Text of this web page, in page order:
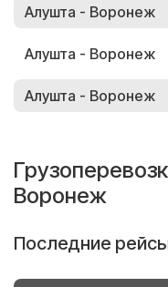
Алушта - Воронеж
Алушта - Воронеж
Алушта - Воронеж
Воронеж
Последние